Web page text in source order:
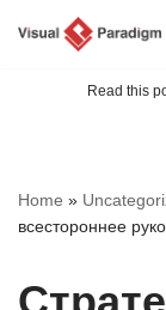
Read this
Home »
всестороннее